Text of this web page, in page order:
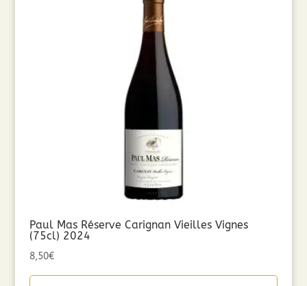
Paul Mas Réserve Carignan Vieilles Vignes
(75cl) 2024
8,50€